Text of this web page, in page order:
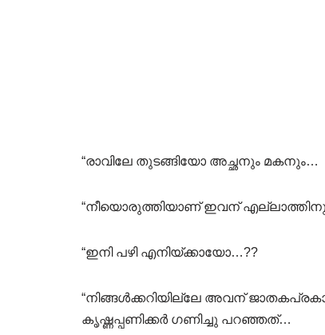
“രാവിലേ തുടങ്ങിയോ അച്ഛനും മകനും…
“നീയൊരുത്തിയാണ് ഇവന്
“ഇനി പഴി എനിയ്ക്കായോ…??
“നിങ്ങൾക്കറിയില്ലേ അവന്
കൃഷ്ണപ്പണിക്കർ ഗണിച്ചു പറഞ്ഞത്…